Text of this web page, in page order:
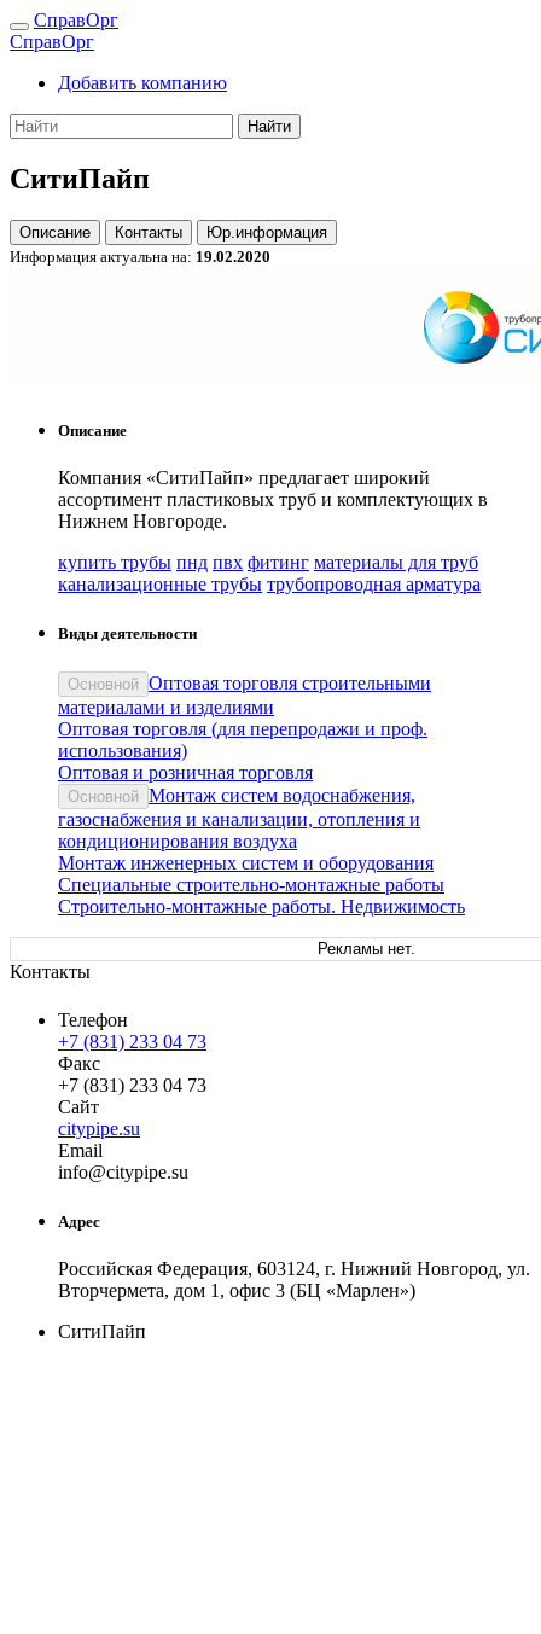
СправОрг
СправОрг
Добавить компанию
Найти
СитиПайп
Описание Контакты
Юр.информация
Информация актуальна на: 19.02.2020
Описание
Компания «СитиПайп» предлагает широкий
ассортимент пластиковых труб и комплектующих в
Нижнем Новгороде.
кyпить трубы пнд пвх фитинг материалы для труб
канализационные трубы трубопроводная арматура
Виды деятельности
Основной Оптовая торговля строительными
материалами и изделиями
Оптовая торговля (для перепродажи и проф.
использования)
Оптовая и розничная торговля
Основной Монтаж систем водоснабжения,
газоснабжения и канализации, отопления и
кондиционирования воздуха
Монтаж инженерных систем и оборудования
Специальные строительно-монтажные работы
Строительно-монтажные работы. Недвижимость
Рекламы нет.
Контакты
Телефон
+7 (831) 233 04 73
Факс
+7 (831) 233 04 73
Сайт
citypipe.su
Email
info@citypipe.su
Адрес
Российская Федерация, 603124, г. Нижний Новгород, ул.
Вторчермета, дом 1, офис 3 (БЦ «Марлен»)
СитиПайп